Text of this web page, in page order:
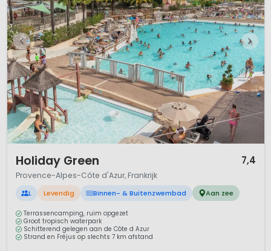
Holiday Green 7,4
Provence-Alpes-Côte d'Azur, Frankrijk
L Levendig Binnen- & Buitenzwembad Aan zee
Terrassencamping, ruim opgezet
Groot tropisch waterpark
Schitterend gelegen aan de Côte d Azur
Strand en Fréjus op slechts 7 km afstand